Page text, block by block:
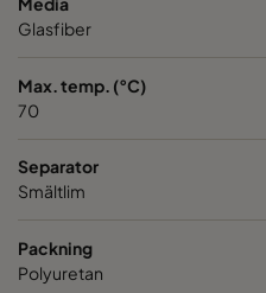
Glasfiber
Max. temp. (°C)
70
Separator
Smältlim
Packning
Polyuretan